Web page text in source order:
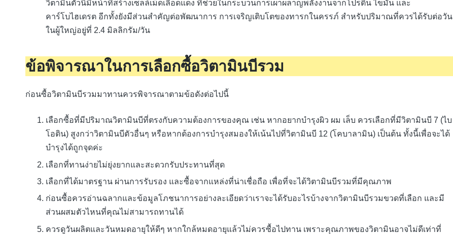
วิตามินตัวนี้มีหน้าที่สร้างเซลล์เม็ดเลือดแดง ที่ช่วยในกระบวนการเผาผลาญพลังงานจากโปรตีน ไขมัน และ
คาร์โบไฮเดรต อีกทั้งยังมีส่วนสำคัญต่อพัฒนาการ การเจริญเติบโตของทารกในครรภ์ สำหรับปริมาณที่ควรได้รับต่อวัน
ในผู้ใหญ่อยู่ที่ 2.4 มิลลิกรัม/วัน
ข้อพิจารณาในการเลือกซื้อวิตามินบีรวม
ก่อนซื้อวิตามินบีรวมมาทานควรพิจารณาตามข้อดังต่อไปนี้
เลือกซื้อที่มีปริมาณวิตามินบีที่ตรงกับความต้องการของคุณ เช่น หากอยากบำรุงผิว ผม เล็บ ควรเลือกที่มีวิตามินบี 7 (ไบ
โอติน) สูงกว่าวิตามินบีตัวอื่นๆ หรือหากต้องการบำรุงสมองให้เน้นไปที่วิตามินบี 12 (โคบาลามิน) เป็นต้น ทั้งนี้เพื่อจะได้
บำรุงได้ถูกจุดค่ะ
เลือกที่ทานง่ายไม่ยุ่งยากและสะดวกรับประทานที่สุด
เลือกที่ได้มาตรฐาน ผ่านการรับรอง และซื้อจากแหล่งที่น่าเชื่อถือ เพื่อที่จะได้วิตามินบีรวมที่มีคุณภาพ
ก่อนซื้อควรอ่านฉลากและข้อมูลโภชนาการอย่างละเอียดว่าเราจะได้รับอะไรบ้างจากวิตามินบีรวมขวดที่เลือก และมี
ส่วนผสมตัวไหนที่คุณไม่สามารถทานได้
ควรดูวันผลิตและวันหมดอายุให้ดีๆ หากใกล้หมดอายุแล้วไม่ควรซื้อไปทาน เพราะคุณภาพของวิตามินอาจไม่ดีเท่าที่